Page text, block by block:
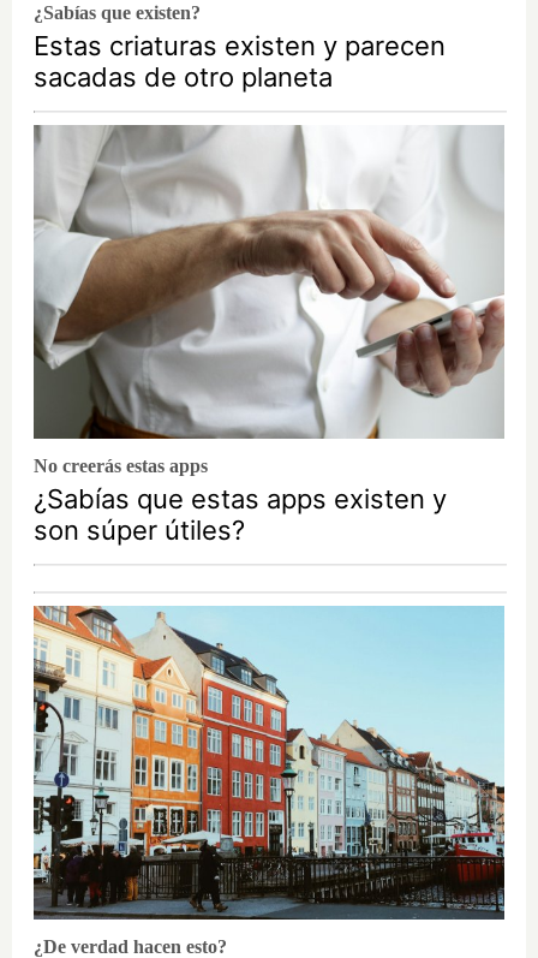
¿Sabías que existen?
Estas criaturas existen y parecen
sacadas de otro planeta
No creerás estas apps
¿Sabías que estas apps existen y
son súper útiles?
¿De verdad hacen esto?